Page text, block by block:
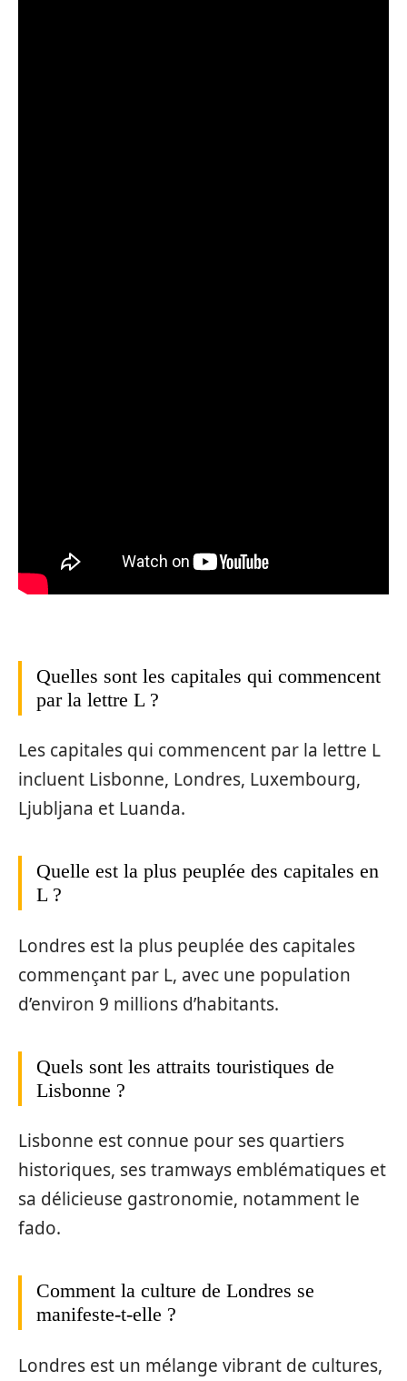
Quelles sont les capitales qui commencent
par la lettre L ?
Les capitales qui commencent par la lettre L
incluent Lisbonne, Londres, Luxembourg,
Ljubljana et Luanda.
Quelle est la plus peuplée des capitales en
L ?
Londres est la plus peuplée des capitales
commençant par L, avec une population
d’environ 9 millions d’habitants.
Quels sont les attraits touristiques de
Lisbonne ?
Lisbonne est connue pour ses quartiers
historiques, ses tramways emblématiques et
sa délicieuse gastronomie, notamment le
fado.
Comment la culture de Londres se
manifeste-t-elle ?
Londres est un mélange vibrant de cultures,